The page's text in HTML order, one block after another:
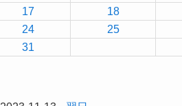
17 18
24 25
31